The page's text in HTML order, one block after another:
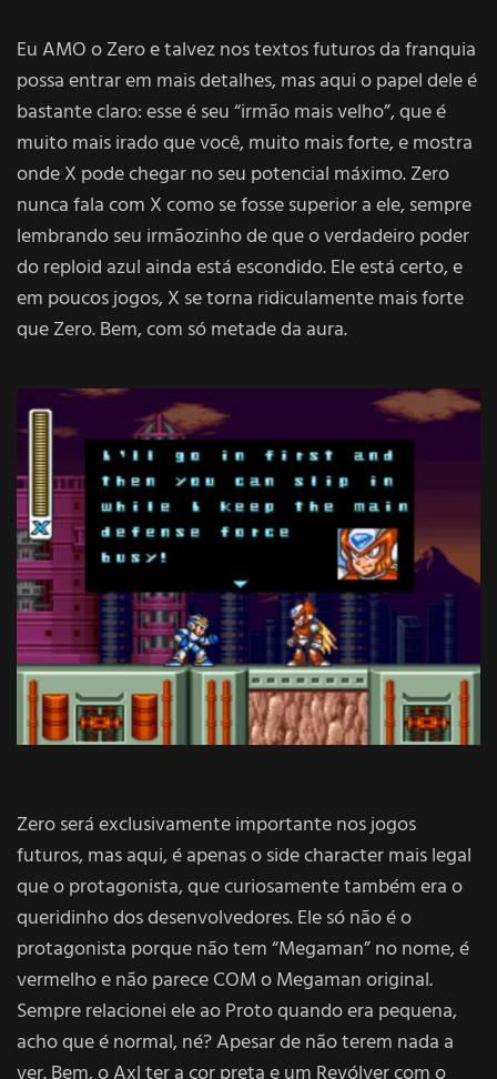
Eu AMO o Zero e talvez nos textos futuros da franquia
possa entrar em mais detalhes, mas aqui o papel dele é
bastante claro: esse é seu “irmão mais velho”, que é
muito mais irado que você, muito mais forte, e mostra
onde X pode chegar no seu potencial máximo. Zero
nunca fala com X como se fosse superior a ele, sempre
lembrando seu irmãozinho de que o verdadeiro poder
do reploid azul ainda está escondido. Ele está certo, e
em poucos jogos, X se torna ridiculamente mais forte
que Zero. Bem, com só metade da aura.
Zero será exclusivamente importante nos jogos
futuros, mas aqui, é apenas o side character mais legal
que o protagonista, que curiosamente também era o
queridinho dos desenvolvedores. Ele só não é o
protagonista porque não tem “Megaman” no nome, é
vermelho e não parece COM o Megaman original.
Sempre relacionei ele ao Proto quando era pequena,
acho que é normal, né? Apesar de não terem nada a